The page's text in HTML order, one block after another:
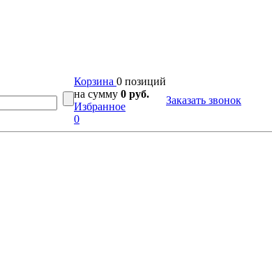
Корзина 0 позиций
на сумму 0 руб.
Избранное
0
Заказать звонок